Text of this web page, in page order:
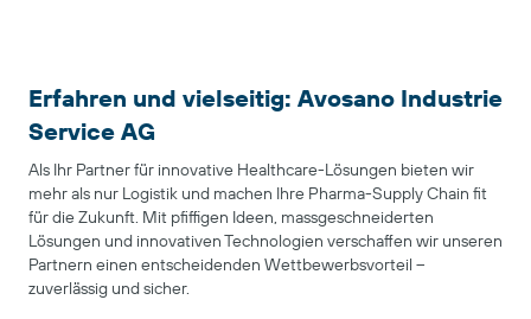
Erfahren und vielseitig: Avosano Industrie
Service AG
Als Ihr Partner für innovative Healthcare-Lösungen bieten wir
mehr als nur Logistik und machen Ihre Pharma-Supply Chain fit
für die Zukunft. Mit pfiffigen Ideen, massgeschneiderten
Lösungen und innovativen Technologien verschaffen wir unseren
Partnern einen entscheidenden Wettbewerbsvorteil –
zuverlässig und sicher.